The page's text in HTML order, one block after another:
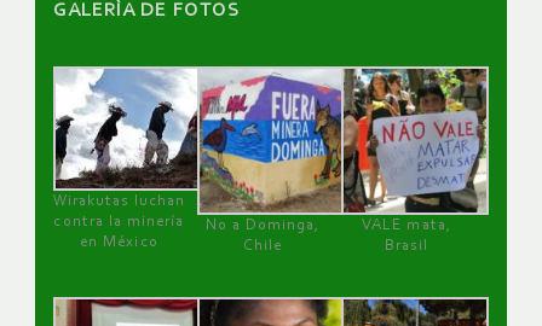
GALERÌA DE FOTOS
Wirakutas luchan
contra la minería
en México
No a Dominga,
Chile
VALE mata,
Brasil